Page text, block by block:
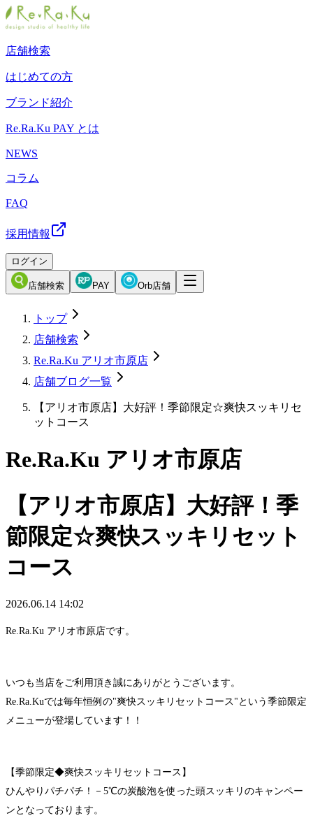
店舗検索
はじめての方
ブランド紹介
Re.Ra.Ku PAY とは
NEWS
コラム
FAQ
採用情報
ログイン
店舗検索 PAY Orb店舗
トップ
店舗検索
Re.Ra.Ku アリオ市原店
店舗ブログ一覧
【アリオ市原店】大好評！季節限定☆爽快スッキリセ
ットコース
Re.Ra.Ku アリオ市原店
【アリオ市原店】大好評！季
節限定☆爽快スッキリセット
コース
2026.06.14 14:02
Re.Ra.Ku アリオ市原店です。
いつも当店をご利用頂き誠にありがとうございます。
Re.Ra.Kuでは毎年恒例の"爽快スッキリセットコース"という季節限定
メニューが登場しています！！
【季節限定◆爽快スッキリセットコース】
ひんやりパチパチ！－5℃の炭酸泡を使った頭スッキリのキャンペー
ンとなっております。